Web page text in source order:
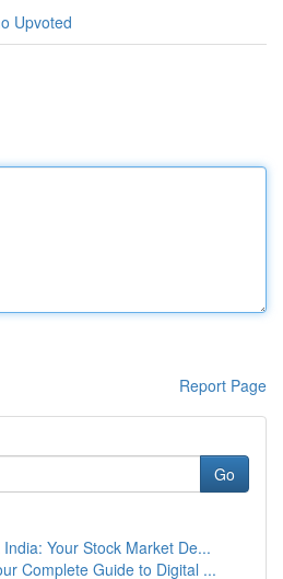
Upvoted
Report Page
Go
Your Stock Market De...
Complete Guide to Digital ...